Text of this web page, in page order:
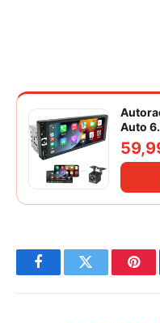
Auto
Poste
Miroir
FacebookTwitter